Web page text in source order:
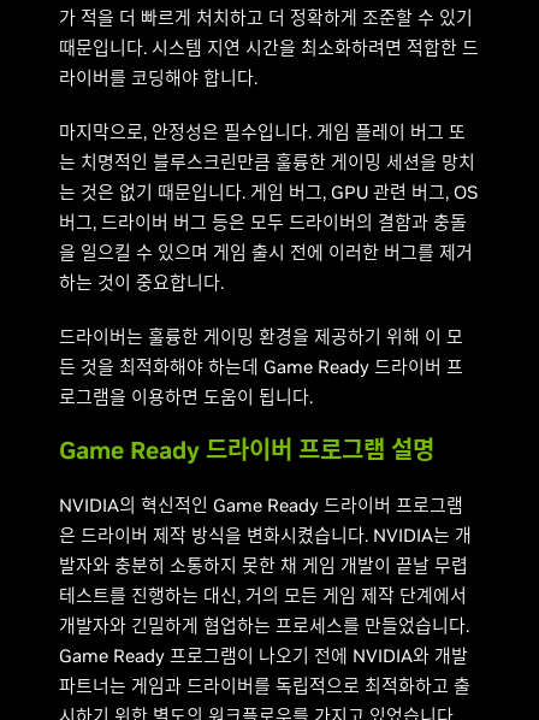
가 적을 더 빠르게 처치하고 더 정확하게 조준할 수 있기
때문입니다. 시스템 지연 시간을 최소화하려면 적합한 드
라이버를 코딩해야 합니다.
마지막으로, 안정성은 필수입니다. 게임 플레이 버그 또
는 치명적인 블루스크린만큼 훌륭한 게이밍 세션을 망치
는 것은 없기 때문입니다. 게임 버그, GPU 관련 버그, OS
버그, 드라이버 버그 등은 모두 드라이버의 결함과 충돌
을 일으킬 수 있으며 게임 출시 전에 이러한 버그를 제거
하는 것이 중요합니다.
드라이버는 훌륭한 게이밍 환경을 제공하기 위해 이 모
든 것을 최적화해야 하는데 Game Ready 드라이버 프
로그램을 이용하면 도움이 됩니다.
Game Ready 드라이버 프로그램 설명
NVIDIA의 혁신적인 Game Ready 드라이버 프로그램
은 드라이버 제작 방식을 변화시켰습니다. NVIDIA는 개
발자와 충분히 소통하지 못한 채 게임 개발이 끝날 무렵
테스트를 진행하는 대신, 거의 모든 게임 제작 단계에서
개발자와 긴밀하게 협업하는 프로세스를 만들었습니다.
Game Ready 프로그램이 나오기 전에 NVIDIA와 개발
파트너는 게임과 드라이버를 독립적으로 최적화하고 출
시하기 위한 별도의 워크플로우를 가지고 있었습니다.